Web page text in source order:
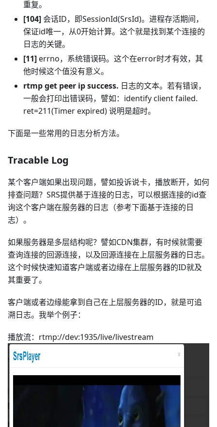
重复。
[104] 会话ID，即SessionId(SrsId)。进程存活期间，
保证id唯一，从0开始计算。这个就是找到某个连接的
日志的关键。
[11]errno，系统错误码。这个在error时才有效，其
他时候这个值没有意义。
rtmp get peer ip success. 日志的文本。若有错误，
一般会打印出错误码，譬如：identify client failed.
ret=211(Timer expired) 说明是超时。
下面是一些常用的日志分析方法。
Tracable Log
某个客户端如果出现问题，譬如投诉说卡，播放断开，如何
排查问题？SRS提供基于连接的日志，可以根据连接的id查
询这个客户端在服务器的日志（参考下面基于连接的日
志）。
如果服务器是多层结构呢？譬如CDN集群，有时候就需要
查询连接的回源连接，以及回源连接在上层服务器的日志。
这个时候快速知道客户端或者边缘在上层服务器的ID就及
其重要了。
客户端或者边缘能拿到自己在上层服务器的ID，就是可追
溯日志。我举个例子：
播放流：rtmp://dev:1935/live/livestream